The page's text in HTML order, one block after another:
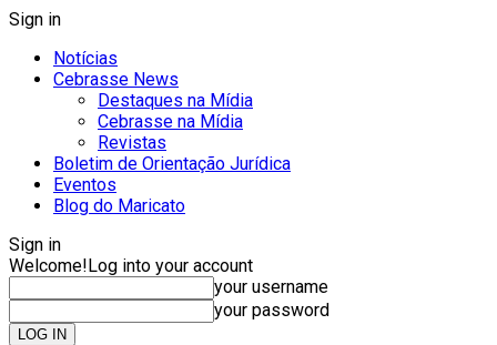
Sign in
Notícias
Cebrasse News
Destaques na Mídia
Cebrasse na Mídia
Revistas
Boletim de Orientação Jurídica
Eventos
Blog do Maricato
Sign in
Welcome!Log into your account
your username
your password